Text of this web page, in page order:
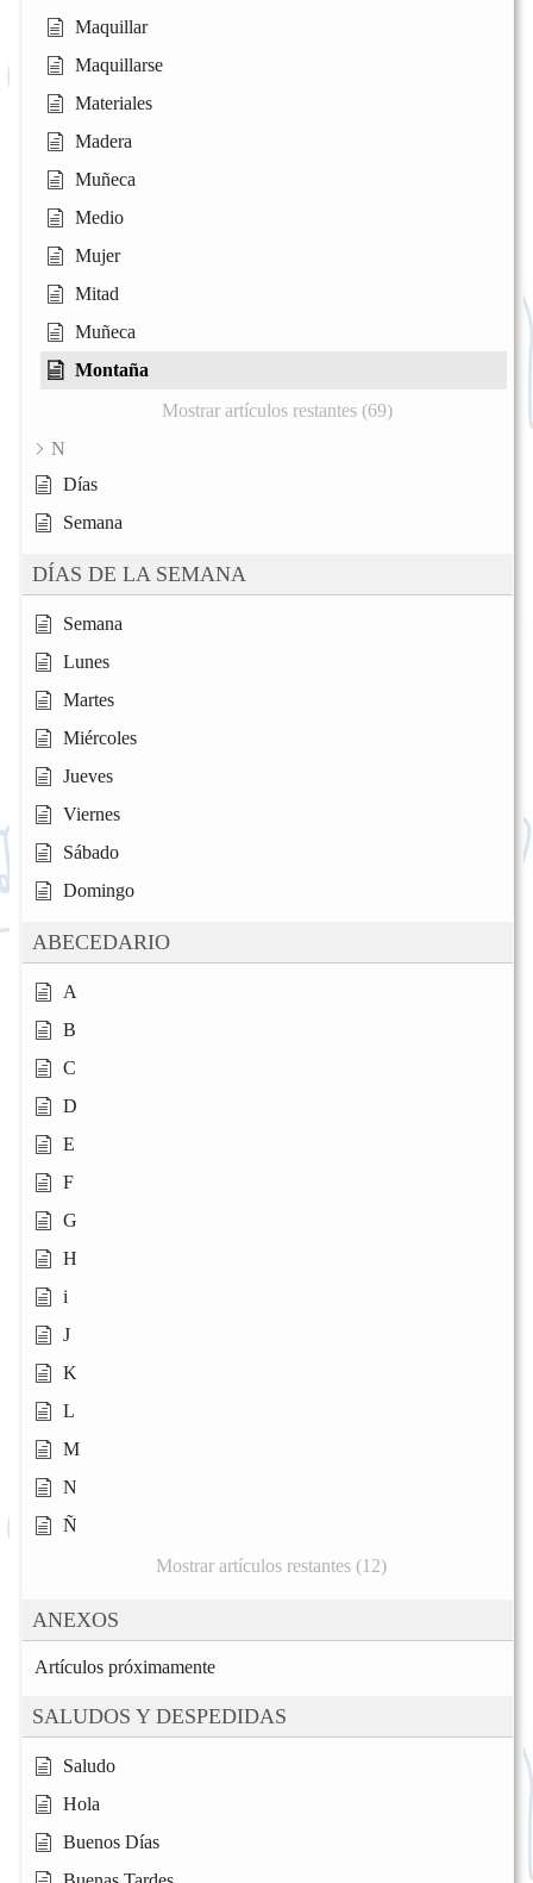
Maquillar
Maquillarse
Materiales
Madera
Muñeca
Medio
Mujer
Mitad
Muñeca
Montaña
Mostrar artículos restantes (69)
N
Días
Semana
DÍAS DE LA SEMANA
Semana
Lunes
Martes
Miércoles
Jueves
Viernes
Sábado
Domingo
ABECEDARIO
A
B
C
D
E
F
G
H
i
J
K
L
M
N
Ñ
Mostrar artículos restantes (12)
ANEXOS
Artículos próximamente
SALUDOS Y DESPEDIDAS
Saludo
Hola
Buenos Días